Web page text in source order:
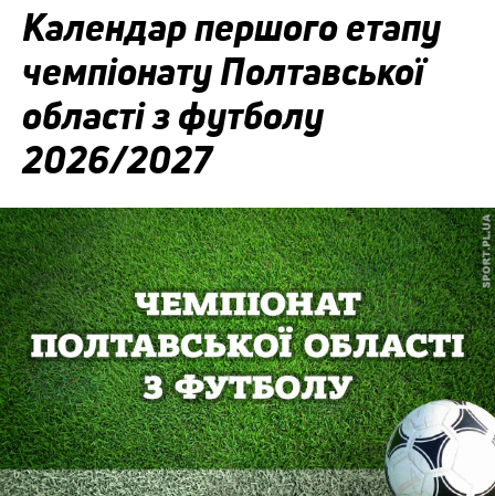
Календар першого етапу
чемпіонату Полтавської
області з футболу
2026/2027